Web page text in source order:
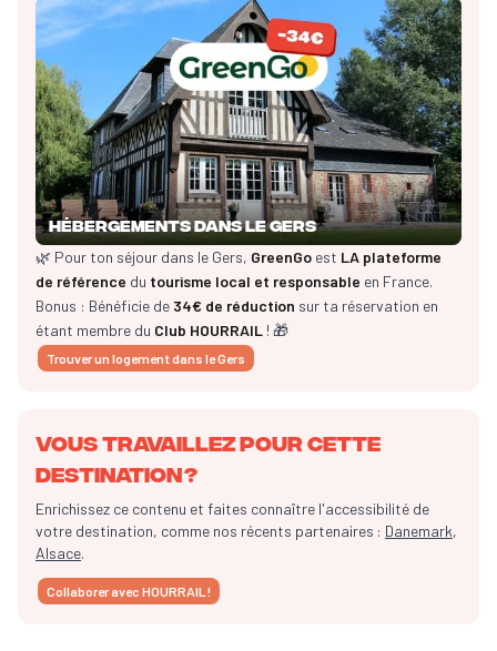
Hébergements dans le Gers
🌿 Pour ton séjour dans le Gers, GreenGo est LA plateforme
de référence du tourisme local et responsable en France.
Bonus : Bénéficie de 34€ de réduction sur ta réservation en
étant membre du Club HOURRAIL ! 🎁
Trouver un logement dans le Gers
Vous travaillez pour cette
destination ?
Enrichissez ce contenu et faites connaître l'accessibilité de
votre destination, comme nos récents partenaires : Danemark,
Alsace.
Collaborer avec HOURRAIL !